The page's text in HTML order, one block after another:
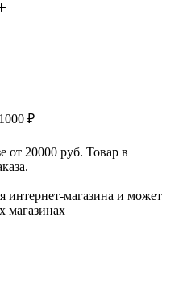
₽
от 20000 руб. Товар в
интернет-магазина и может
магазинах